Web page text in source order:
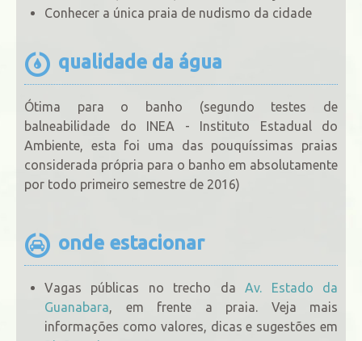
Conhecer a única praia de nudismo da cidade
qualidade da água
Ótima para o banho (segundo testes de
balneabilidade do INEA - Instituto Estadual do
Ambiente, esta foi uma das pouquíssimas praias
considerada própria para o banho em absolutamente
por todo primeiro semestre de 2016)
onde estacionar
Vagas públicas no trecho daAv. Estado da
Guanabara, em frente a praia. Veja mais
informações como valores, dicas e sugestões em